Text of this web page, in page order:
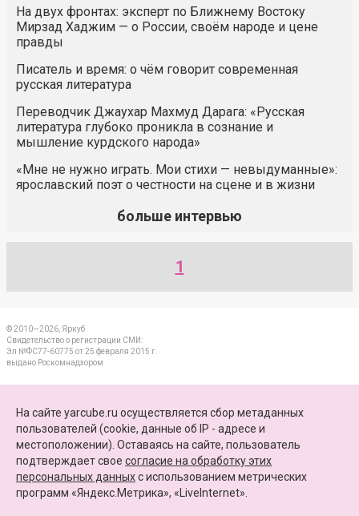
На двух фронтах: эксперт по Ближнему Востоку
Мирзад Хаджим — о России, своём народе и цене
правды
Писатель и время: о чём говорит современная
русская литература
Переводчик Джаухар Махмуд Дарага: «Русская
литература глубоко проникла в сознание и
мышление курдского народа»
«Мне не нужно играть. Мои стихи — невыдуманные»:
ярославский поэт о честности на сцене и в жизни
больше интервью
1
© 2010—2026, Яркуб
Свидетельство о регистрации СМИ:
Эл №ФС77-60775 от 25 февраля 2015 г.
выдано Роскомнадзором
ПАРТНЕРЫ
КАРТА САЙТА
+7 (4852) 64-15-52
На сайте yarcube.ru осуществляется сбор метаданных
пользователей (cookie, данные об IP - адресе и
местоположении). Оставаясь на сайте, пользователь
подтверждает свое согласие на обработку этих
персональных данныхc использованием метрических
программ «Яндекс.Метрика», «LiveInternet».